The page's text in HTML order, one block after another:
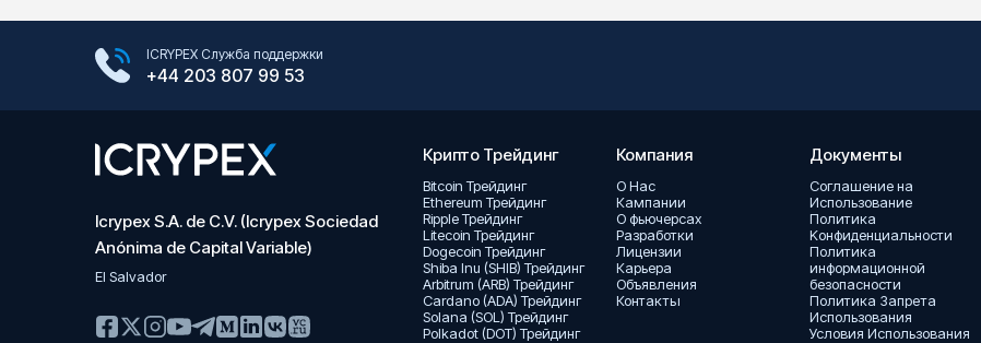
ICRYPEX Служба поддержки
+44 203 807 99 53
Google Play StoreApp Store
Icrypex S.A. de C.V. (Icrypex Sociedad
Anónima de Capital Variable)
El Salvador
Крипто Трейдинг
Bitcoin Трейдинг
Ethereum Трейдинг
Ripple Трейдинг
Litecoin Трейдинг
Dogecoin Трейдинг
Shiba Inu (SHIB) Трейдинг
Arbitrum (ARB) Трейдинг
Cardano (ADA) Трейдинг
Solana (SOL) Трейдинг
Polkadot (DOT) Трейдинг
Компания
О Hас
Кампании
О фьючерсах
Разработки
Лицензии
Карьера
Объявления
Контакты
Документы
Соглашение на
Использование
Политика
Kонфиденциальности
Политика
информационной
безопасности
Политика Запрета
Использования
Условия Использования